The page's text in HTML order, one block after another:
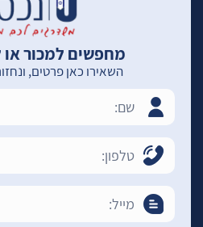
מחפשים למכור או
השאירו כאן פרטים,